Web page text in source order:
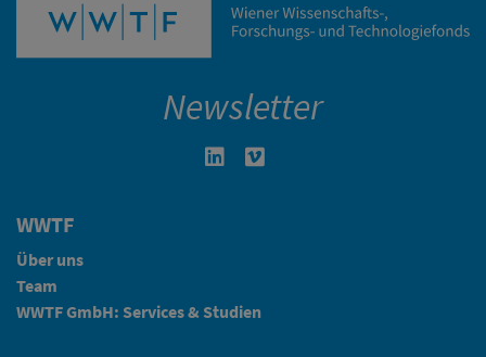
Newsletter
Linkedin in neuem Fenster öffnen
WWTF
Über uns
Team
WWTF GmbH: Services & Studien